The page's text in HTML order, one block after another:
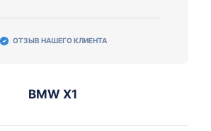
ОТЗЫВ НАШЕГО КЛИЕНТА
BMW X1